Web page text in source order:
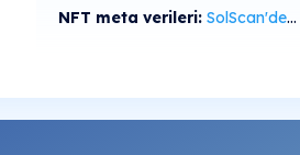
NFT meta verileri:SolScan'de görüntüle